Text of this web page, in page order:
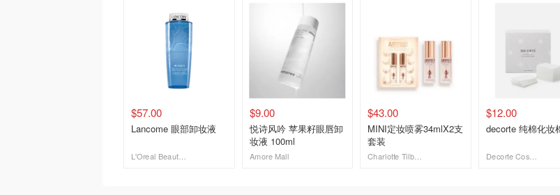
$57.00
Lancome 眼部卸妆液
L'Oreal Beauty Outlet
$9.00
悦诗风吟 苹果籽眼唇卸
妆液 100ml
Amore Mall
$43.00
MINI定妆喷雾34mlX2支
套装
Charlotte Tilbury CA (CA)
$12.00
decorte 纯棉化妆
Decorte Cosmetics